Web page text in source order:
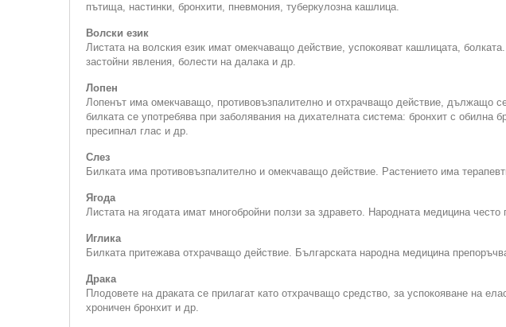
пътища, настинки, бронхити, пневмония, туберкулозна кашлица.
Волски език
Листата на волския език имат омекчаващо действие, успокояват кашлицата,
застойни явления, болести на далака и др.
Лопен
Лопенът има омекчаващо, противовъзпалително и отхрачващо действие, дължащо
билката се употребява при заболявания на диха­телната система: бронхит с
пресипнал глас и др.
Слез
Билката има противовъзпалително и омекчаващо действие. Растението има
Ягода
Листата на ягодата имат многобройни ползи за здравето. Народната медицина
Иглика
Билката притежава отхрачващо действие. Българската народна медицина
Драка
Плодовете на драката се прилагат като отхрачващо средство, за успокояване на
хроничен бронхит и др.